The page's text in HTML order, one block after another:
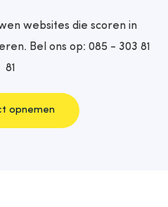
websites die scoren in
Bel ons op: 085 - 303 81
81
opnemen